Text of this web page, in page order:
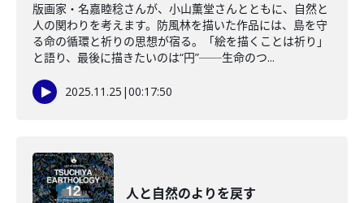
版画家・名嘉睦稔さんが、小山薫堂さんとともに、自然と
人の関わりを考えます。防風林を描いた作品には、島を守
る命の循環と祈りの思想が宿る。「絵を描くことは祈り」
と語り、最後に描きたいのは“円”──生命のつ...
2025.11.25 |00:17:50
人と自然のよりを戻す